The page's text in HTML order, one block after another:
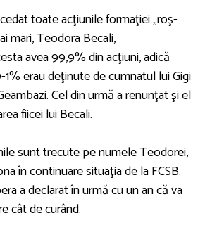
toate acţiunile formaţiei „roş-
mari, Teodora Becali,
avea 99,9% din acţiuni, adică
erau deţinute de cumnatul lui Gigi
Cel din urmă a renunţat şi el
fiicei lui Becali.
sunt trecute pe numele Teodorei,
în continuare situaţia de la FCSB.
a declarat în urmă cu un an că va
cât de curând.